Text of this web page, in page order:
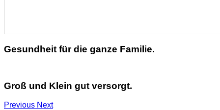
Gesundheit für die ganze Familie.
Groß und Klein gut versorgt.
Previous Next